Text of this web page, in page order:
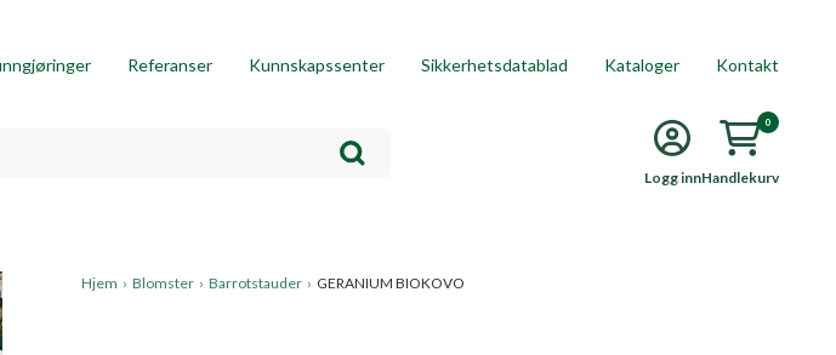
Referanser Kunnskapssenter Sikkerhetsdatablad Kataloger Kontakt
Logg innHandlekurv
0
Hjem › Blomster › Barrotstauder › GERANIUM BIOKOVO